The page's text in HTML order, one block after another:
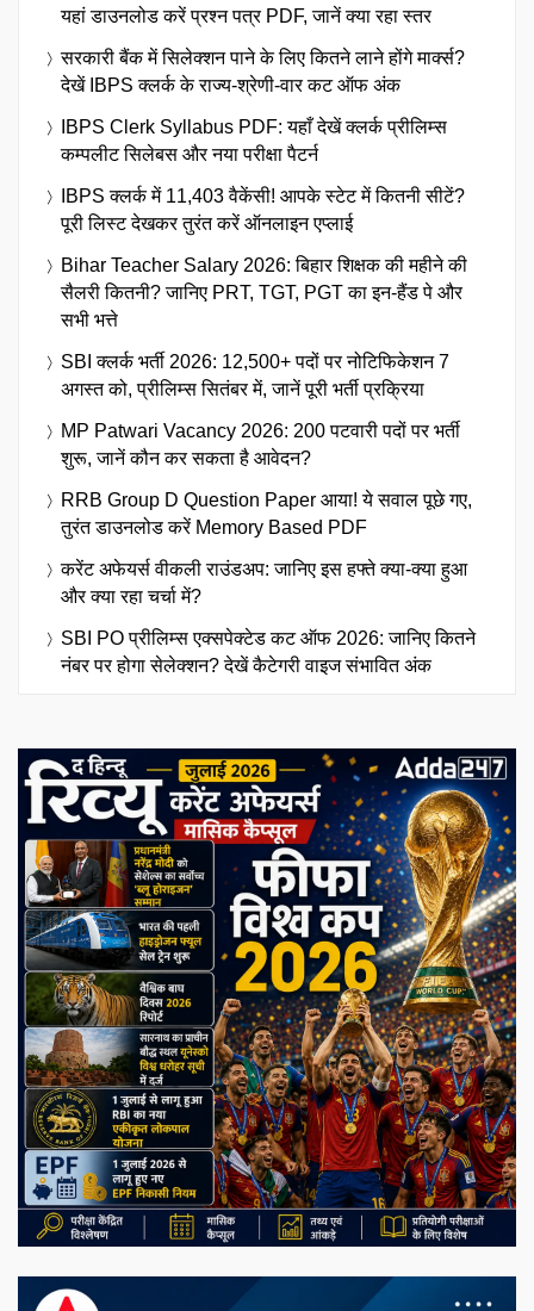
यहां डाउनलोड करें प्रश्न पत्र PDF, जानें क्या रहा स्तर
सरकारी बैंक में सिलेक्शन पाने के लिए कितने लाने होंगे मार्क्स?
देखें IBPS क्लर्क के राज्य-श्रेणी-वार कट ऑफ अंक
IBPS Clerk Syllabus PDF: यहाँ देखें क्लर्क प्रीलिम्स
कम्पलीट सिलेबस और नया परीक्षा पैटर्न
IBPS क्लर्क में 11,403 वैकेंसी! आपके स्टेट में कितनी सीटें?
पूरी लिस्ट देखकर तुरंत करें ऑनलाइन एप्लाई
Bihar Teacher Salary 2026: बिहार शिक्षक की महीने की
सैलरी कितनी? जानिए PRT, TGT, PGT का इन-हैंड पे और
सभी भत्ते
SBI क्लर्क भर्ती 2026: 12,500+ पदों पर नोटिफिकेशन 7
अगस्त को, प्रीलिम्स सितंबर में, जानें पूरी भर्ती प्रक्रिया
MP Patwari Vacancy 2026: 200 पटवारी पदों पर भर्ती
शुरू, जानें कौन कर सकता है आवेदन?
RRB Group D Question Paper आया! ये सवाल पूछे गए,
तुरंत डाउनलोड करें Memory Based PDF
करेंट अफेयर्स वीकली राउंडअप: जानिए इस हफ्ते क्या-क्या हुआ
और क्या रहा चर्चा में?
SBI PO प्रीलिम्स एक्सपेक्टेड कट ऑफ 2026: जानिए कितने
नंबर पर होगा सेलेक्शन? देखें कैटेगरी वाइज संभावित अंक